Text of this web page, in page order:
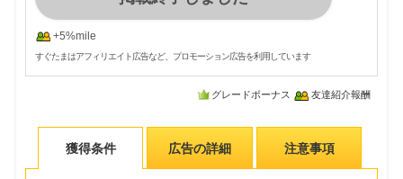
+5%mile
すぐたまはアフィリエイト広告など、プロモーション広告を利用しています
グレードボーナス 友達紹介報酬
獲得条件 広告の詳細 注意事項